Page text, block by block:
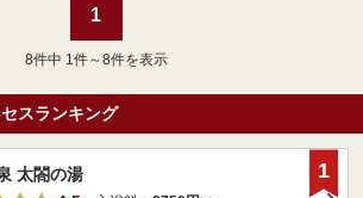
1
8件中 1件～8件を表示
スランキング
太閤の湯
1